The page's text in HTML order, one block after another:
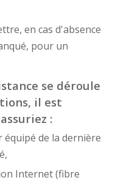
en cas d'absence
pour un
se déroule
il est
:
de la dernière
Internet (fibre